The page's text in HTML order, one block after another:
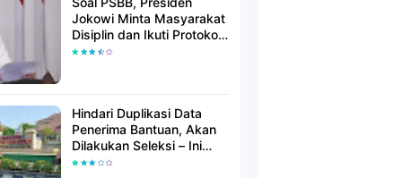
Jokowi Minta Masyarakat
Disiplin dan Ikuti Protokol
Kesehatan
Hindari Duplikasi Data
Penerima Bantuan, Akan
Dilakukan Seleksi – Ini
Penjelasanya